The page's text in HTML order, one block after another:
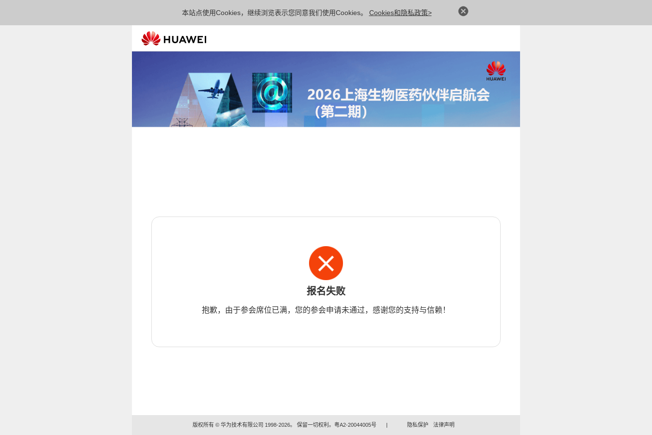
本站点使用Cookies，继续浏览表示您同意我们使用Cookies。 Cookies和隐私政策>
报名失败
抱歉，由于参会席位已满，您的参会申请未通过，感谢您的支持与信赖！
版权所有 © 华为技术有限公司 1998-2026。 保留一切权利。粤A2-20044005号 | 隐私保护 法律声明